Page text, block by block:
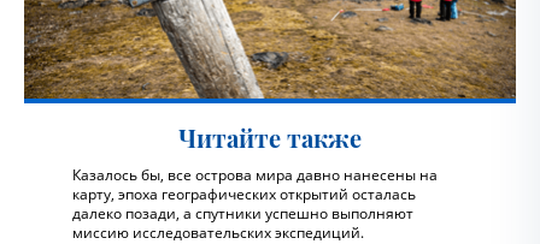
Читайте также
Казалось бы, все острова мира давно нанесены на
карту, эпоха географических открытий осталась
далеко позади, а спутники успешно выполняют
миссию исследовательских экспедиций.